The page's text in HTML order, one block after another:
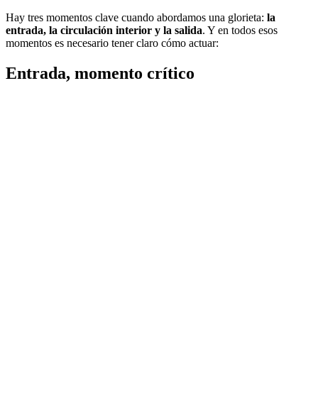
Hay tres momentos clave cuando abordamos una glorieta: la
entrada, la circulación interior y la salida. Y en todos esos
momentos es necesario tener claro cómo actuar:
Entrada, momento crítico